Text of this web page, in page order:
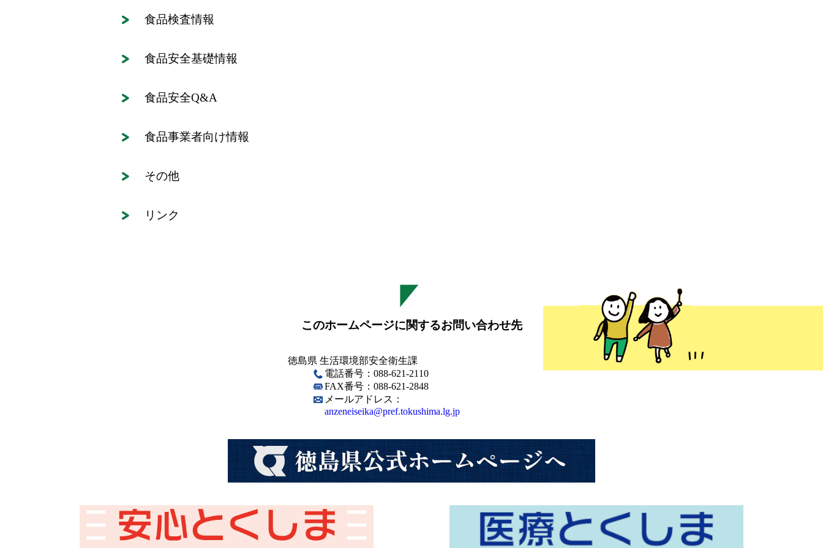
食品検査情報
食品安全基礎情報
食品安全Q&A
食品事業者向け情報
その他
リンク
このホームページに関するお問い合わせ先
徳島県 生活環境部安全衛生課
電話番号：088-621-2110
FAX番号：088-621-2848
メールアドレス：
anzeneiseika@pref.tokushima.lg.jp